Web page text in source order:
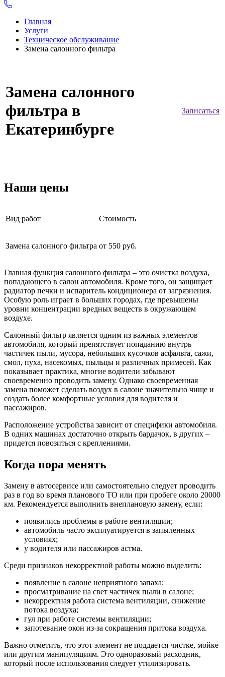
Главная
Услуги
Техническое обслуживание
Замена салонного фильтра
Замена салонного
фильтра в
Екатеринбурге
Записаться
Наши цены
Вид работ Стоимость
Замена салонного фильтра от 550 руб.
Главная функция салонного фильтра – это очистка воздуха,
попадающего в салон автомобиля. Кроме того, он защищает
радиатор печки и испаритель кондиционера от загрязнения.
Особую роль играет в больших городах, где превышены
уровни концентрации вредных веществ в окружающем
воздухе.
Салонный фильтр является одним из важных элементов
автомобиля, который препятствует попаданию внутрь
частичек пыли, мусора, небольших кусочков асфальта, сажи,
смол, пуха, насекомых, пыльцы и различных примесей. Как
показывает практика, многие водители забывают
своевременно проводить замену. Однако своевременная
замена поможет сделать воздух в салоне значительно чище и
создать более комфортные условия для водителя и
пассажиров.
Расположение устройства зависит от специфики автомобиля.
В одних машинах достаточно открыть бардачок, в других –
придется повозиться с креплениями.
Когда пора менять
Замену в автосервисе или самостоятельно следует проводить
раз в год во время планового ТО или при пробеге около 20000
км. Рекомендуется выполнить внеплановую замену, если:
появились проблемы в работе вентиляции;
автомобиль часто эксплуатируется в запыленных
условиях;
у водителя или пассажиров астма.
Среди признаков некорректной работы можно выделить:
появление в салоне неприятного запаха;
просматривание на свет частичек пыли в салоне;
некорректная работа система вентиляции, снижение
потока воздуха;
гул при работе системы вентиляции;
запотевание окон из-за сокращения притока воздуха.
Важно отметить, что этот элемент не поддается чистке, мойке
или другим манипуляциям. Это одноразовый расходник,
который после использования следует утилизировать.